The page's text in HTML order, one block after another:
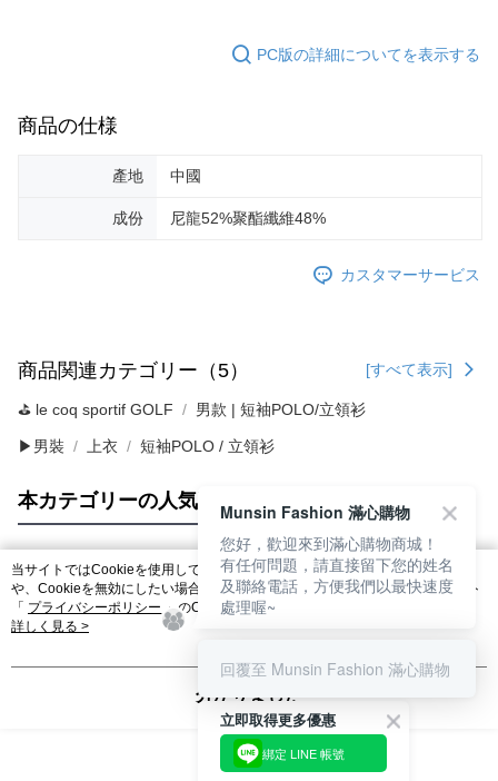
PC版の詳細についてを表示する
商品の仕様
產地 中國
成份 尼龍52%聚酯纖維48%
カスタマーサービス
商品関連カテゴリー（5） [すべて表示]
⛳️ le coq sportif GOLF 男款 | 短袖POLO/立領衫
▶男裝 上衣 短袖POLO / 立領衫
本カテゴリーの人気商品 サイト全体のランキング
人気タグ
当サイトではCookieを使用しています。当サイトのCookie使用に関する詳細
や、Cookieを無効にしたい場合のブラウザでの設定方法については、当サイト
「 プライバシーポリシー 」のCookieポリシーをご参照ください。お客さま
が、当サイトを引き続き使用される場合、当社がサイト利用規約のCookieポリ
詳しく見る >
分かりました
立即取得更多優惠
綁定 LINE 帳號
Munsin Fashion 滿心購物
您好，歡迎來到滿心購物商城！
有任何問題，請直接留下您的姓名
及聯絡電話，方便我們以最快速度
處理喔~
回覆至 Munsin Fashion 滿心購物